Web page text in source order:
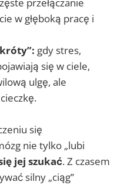
w głęboką pracę i
gdy stres,
się w ciele,
ulgę, ale
się
nie tylko „lubi
jej szukać. Z czasem
silny „ciąg”